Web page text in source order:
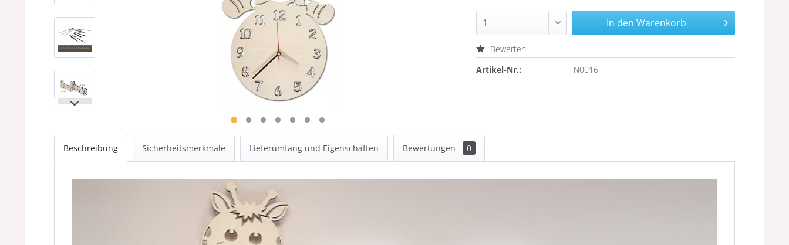
In den Warenkorb
Bewerten
Artikel-Nr.:
N0016
Beschreibung Sicherheitsmerkmale Lieferumfang und Eigenschaften Bewertungen 0